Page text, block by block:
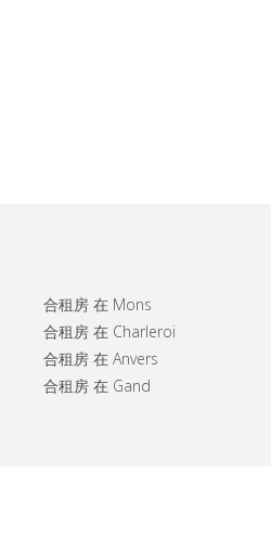
合租房 在 Mons
合租房 在 Charleroi
合租房 在 Anvers
合租房 在 Gand